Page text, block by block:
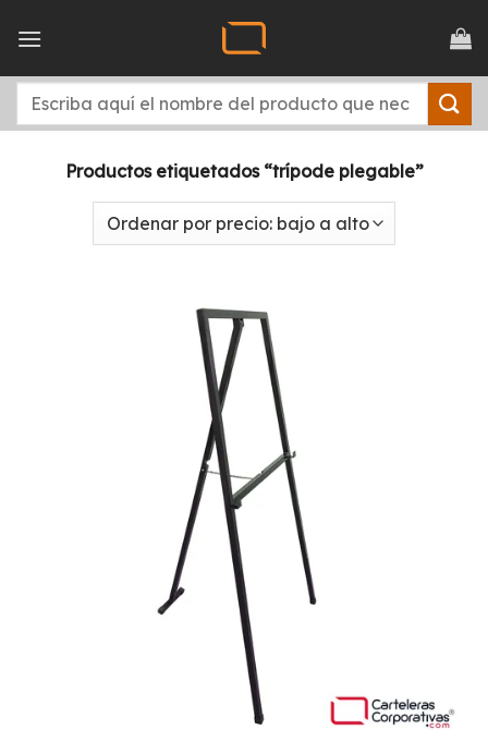
Buscar
Productos etiquetados “trípode plegable”